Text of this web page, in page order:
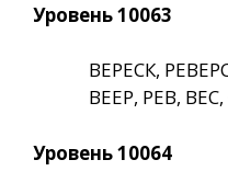
Уровень 10063
ВЕРЕСК,
ВЕЕР, РЕВ,
Уровень 10064